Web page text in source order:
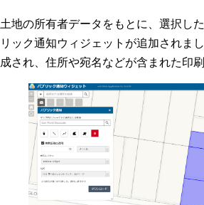
土地の所有者データをもとに、選択し
リック通知ウィジェットが追加されま
成され、住所や宛名などが含まれた印